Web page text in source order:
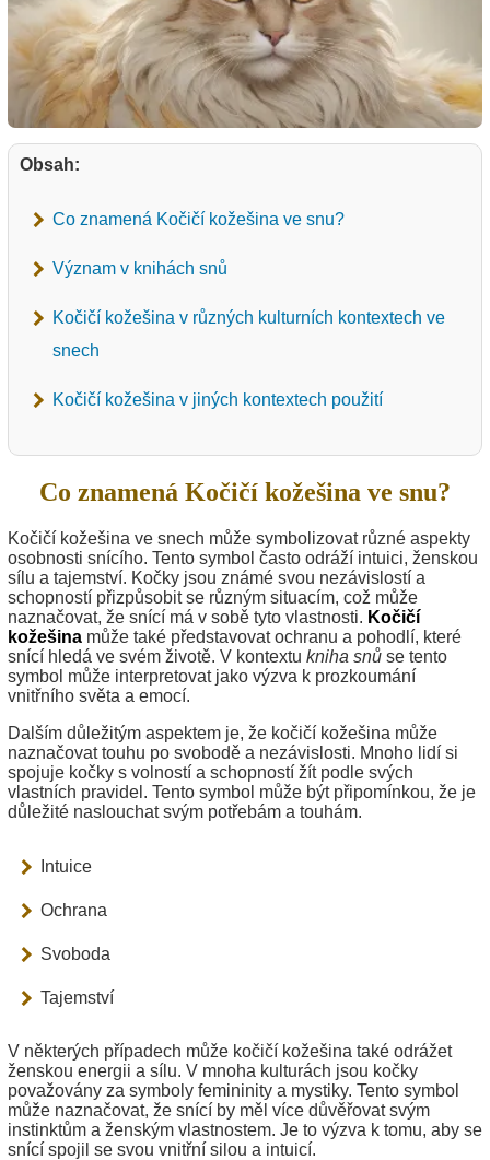
Obsah:
Co znamená Kočičí kožešina ve snu?
Význam v knihách snů
Kočičí kožešina v různých kulturních kontextech ve
snech
Kočičí kožešina v jiných kontextech použití
Co znamená Kočičí kožešina ve snu?
Kočičí kožešina ve snech může symbolizovat různé aspekty
osobnosti snícího. Tento symbol často odráží intuici, ženskou
sílu a tajemství. Kočky jsou známé svou nezávislostí a
schopností přizpůsobit se různým situacím, což může
naznačovat, že snící má v sobě tyto vlastnosti. Kočičí
kožešina může také představovat ochranu a pohodlí, které
snící hledá ve svém životě. V kontextu kniha snů se tento
symbol může interpretovat jako výzva k prozkoumání
vnitřního světa a emocí.
Dalším důležitým aspektem je, že kočičí kožešina může
naznačovat touhu po svobodě a nezávislosti. Mnoho lidí si
spojuje kočky s volností a schopností žít podle svých
vlastních pravidel. Tento symbol může být připomínkou, že je
důležité naslouchat svým potřebám a touhám.
Intuice
Ochrana
Svoboda
Tajemství
V některých případech může kočičí kožešina také odrážet
ženskou energii a sílu. V mnoha kulturách jsou kočky
považovány za symboly femininity a mystiky. Tento symbol
může naznačovat, že snící by měl více důvěřovat svým
instinktům a ženským vlastnostem. Je to výzva k tomu, aby se
snící spojil se svou vnitřní silou a intuicí.